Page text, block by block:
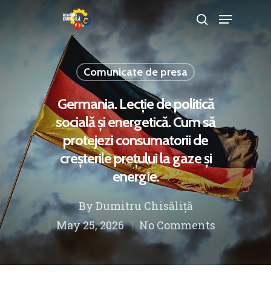
Hit enter to search or ESC to close
Comunicate de presa
Germania. Lecție de politică
socială și energetică. Cum să
protejezi consumatorii de
creșterile prețului la gaze și
energie.
By Dumitru Chisăliță
May 25, 2026
No Comments